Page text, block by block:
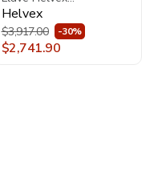
Economizadora Tv-105
Cromo
Helvex
$3,917.00 -30%
$2,741.90